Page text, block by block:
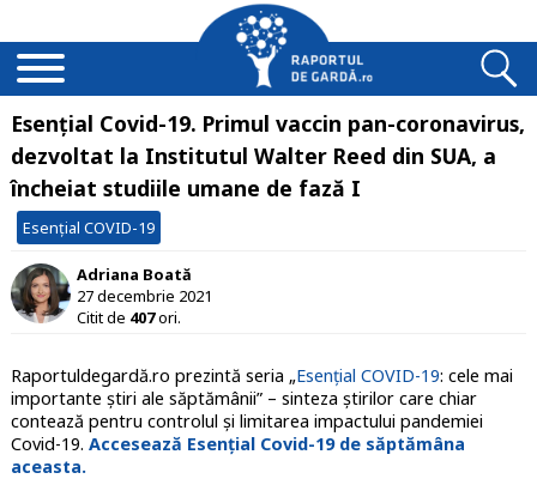
Esențial Covid-19. Primul vaccin pan-coronavirus,
dezvoltat la Institutul Walter Reed din SUA, a
încheiat studiile umane de fază I
Esențial COVID-19
Adriana Boată
27 decembrie 2021
Citit de 407ori.
Raportuldegardă.ro prezintă seria „Esențial COVID-19: cele mai
importante știri ale săptămânii” – sinteza știrilor care chiar
contează pentru controlul și limitarea impactului pandemiei
Covid-19. Accesează Esențial Covid-19 de săptămâna
aceasta.